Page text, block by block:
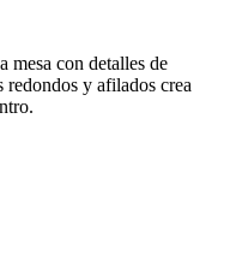
mesa con detalles de
redondos y afilados crea